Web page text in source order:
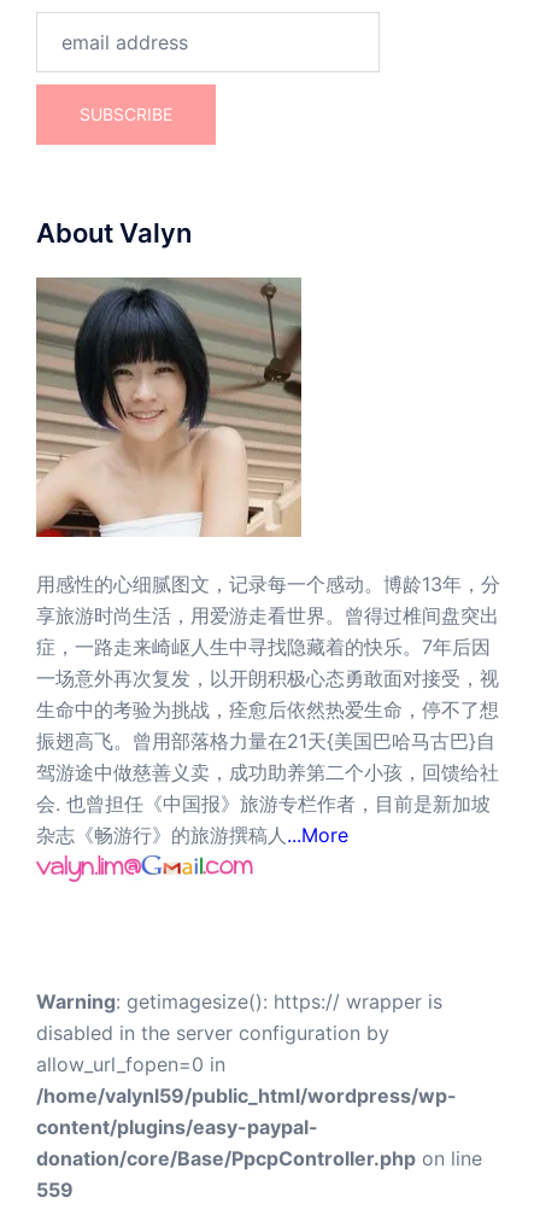
About Valyn
用感性的心细腻图文，记录每一个感动。博龄13年，分
享旅游时尚生活，用爱游走看世界。曾得过椎间盘突出
症，一路走来崎岖人生中寻找隐藏着的快乐。7年后因
一场意外再次复发，以开朗积极心态勇敢面对接受，视
生命中的考验为挑战，痊愈后依然热爱生命，停不了想
振翅高飞。曾用部落格力量在21天{美国巴哈马古巴}自
驾游途中做慈善义卖，成功助养第二个小孩，回馈给社
会. 也曾担任《中国报》旅游专栏作者，目前是新加坡
杂志《畅游行》的旅游撰稿人 ...More
Warning: getimagesize(): https:// wrapper is
disabled in the server configuration by
allow_url_fopen=0 in
/home/valynl59/public_html/wordpress/wp-
content/plugins/easy-paypal-
donation/core/Base/PpcpController.php on line
559